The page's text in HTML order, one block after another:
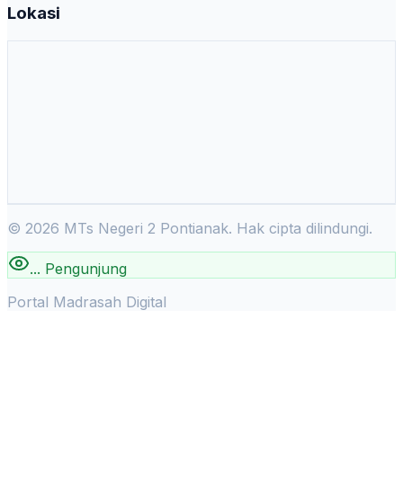
Lokasi
© 2026 MTs Negeri 2 Pontianak. Hak cipta dilindungi.
... Pengunjung
Portal Madrasah Digital